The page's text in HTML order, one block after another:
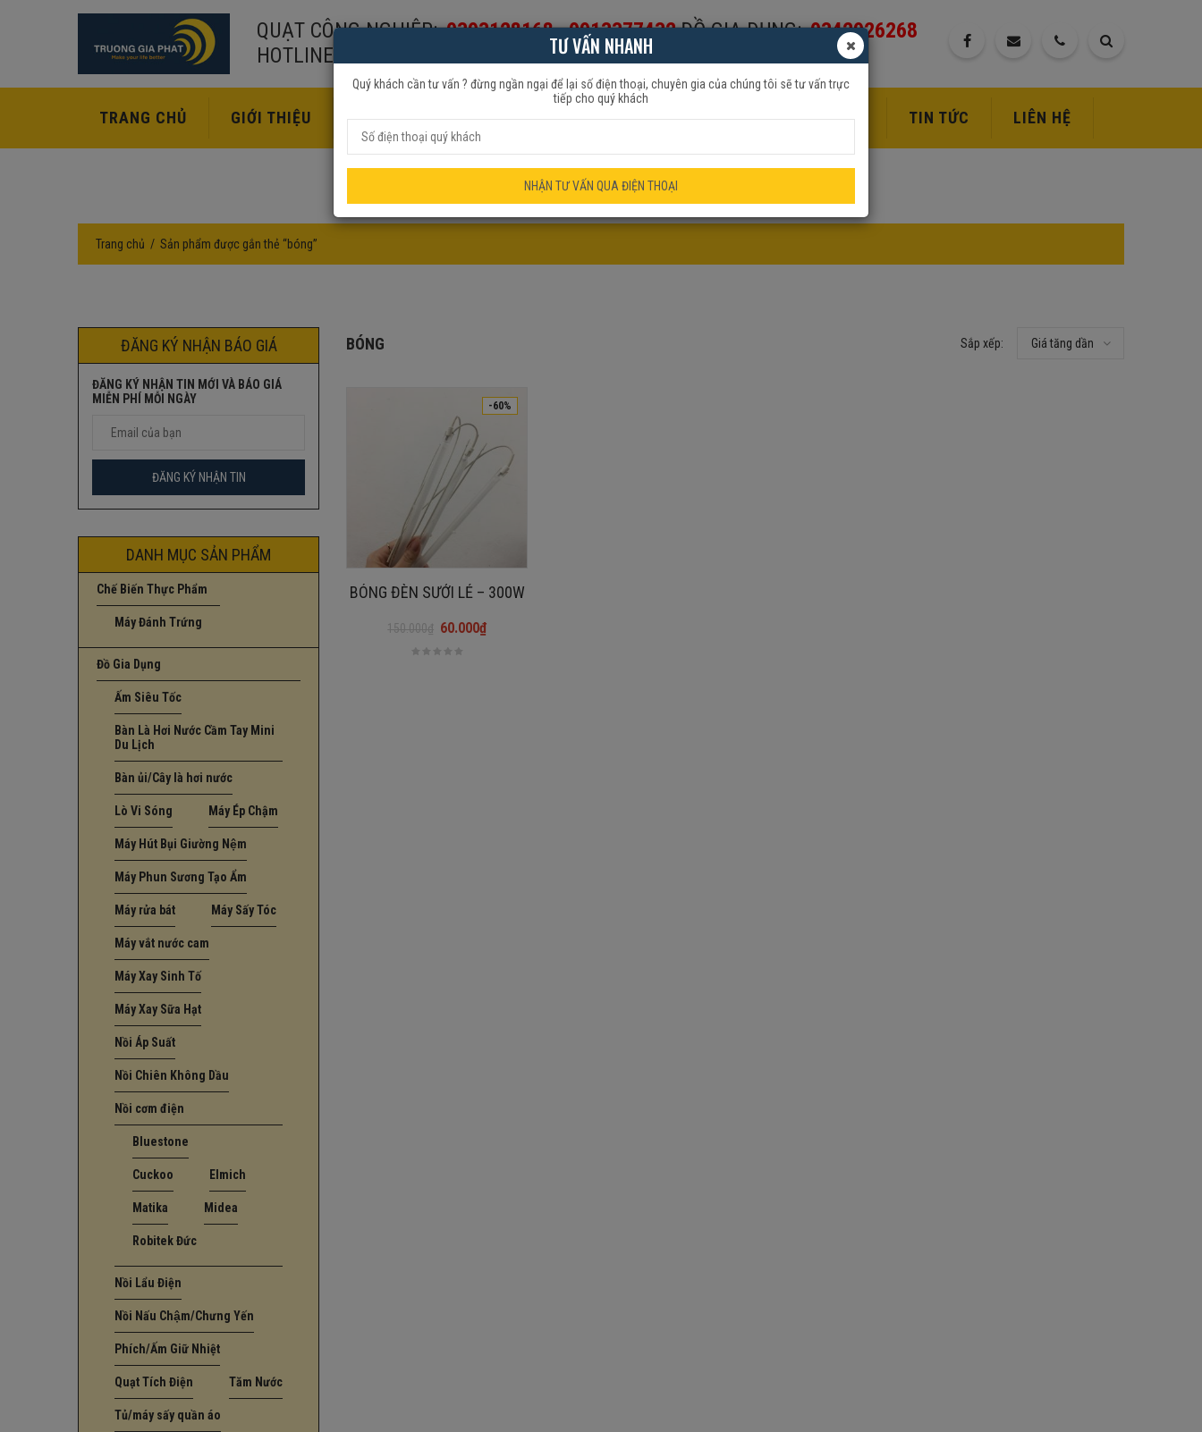
QUẠT CÔNG NGHIỆP: 0393128168-0913377432ĐỒ GIA DỤNG: 0342926268
HOTLINE:
TRANG CHỦ GIỚI THIỆU SẢN PHẨM QUẠT ĐỒ GIA DỤNG KHUYẾN MÃI DỊCH VỤ TIN TỨC LIÊN HỆ
Trang chủ Sản phẩm được gắn thẻ “bóng”
ĐĂNG KÝ NHẬN BÁO GIÁ
ĐĂNG KÝ NHẬN TIN MỚI VÀ BÁO GIÁ
MIỄN PHÍ MỖI NGÀY
DANH MỤC SẢN PHẨM
Chế Biến Thực Phẩm
Máy Đánh Trứng
Đồ Gia Dụng
Ấm Siêu Tốc
Bàn Là Hơi Nước Cầm Tay Mini
Du Lịch
Bàn ủi/Cây là hơi nước
Lò Vi Sóng Máy Ép Chậm
Máy Hút Bụi Giường Nệm
Máy Phun Sương Tạo Ẩm
Máy rửa bát Máy Sấy Tóc
Máy vắt nước cam
Máy Xay Sinh Tố
Máy Xay Sữa Hạt
Nồi Áp Suất
Nồi Chiên Không Dầu
Nồi cơm điện
Bluestone
Cuckoo Elmich
Matika Midea
Robitek Đức
Nồi Lẩu Điện
Nồi Nấu Chậm/Chưng Yến
Phích/Ấm Giữ Nhiệt
Quạt Tích Điện Tăm Nước
Tủ/máy sấy quần áo
BÓNG Sắp xếp: Giá tăng dần
-60%
BÓNG ĐÈN SƯỞI LẺ – 300W
150.000₫ 60.000₫
TƯ VẤN NHANH
Quý khách cần tư vấn ? đừng ngần ngại để lại số điện thoại, chuyên gia của chúng tôi sẽ tư vấn trực
tiếp cho quý khách
NHẬN TƯ VẤN QUA ĐIỆN THOẠI